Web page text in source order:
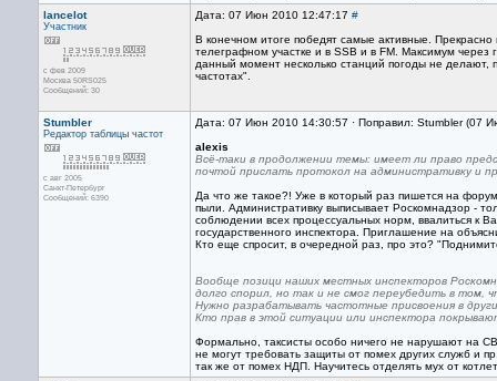
lancelot
Участник
с фев 2009
Москва 50RS025
Сообщений: 30
Дата: 07 Июн 2010 12:47:17 #
В конечном итоге победят самые активные.
телеграфном участке и в SSB и в FM. Максимум
данный момент несколько станций погоды не
частотах".
Stumbler
Редактор таблицы частот
с авг 2005
Санкт-Петербург
Сообщений: 6390
Дата: 07 Июн 2010 14:30:57 · Поправил: Stumbler (07
alexis
Всё-таки в продолжении темы: имеет ли право
почтой прислать протокол на административку и
Да что же такое?! Уже в который раз пишется на
пыли. Административку выписывает Роскомнадзор -
соблюдении всех процессуальных норм, ввалиться к
государственного инспектора. Приглашение на
Кто еще спросит, в очередной раз, про это?
Вообще позици наших местных инспекторов
долго спорил, но так и не смог переубедить в том,
Нужно разрабатывать частотные присвоения в
Кто прав в этой ситуации или инспектора
Формально, таксисты особо ничего не нарушают на
не могут требовать защиты от помех других служб и
так же от помех НДП. Научитесь отделять мух от